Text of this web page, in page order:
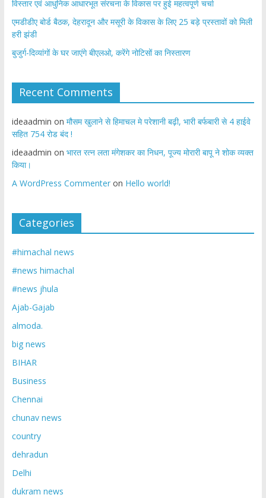
विस्तार एवं आधुनिक आधारभूत संरचना के विकास पर हुई महत्वपूर्ण चर्चा
एमडीडीए बोर्ड बैठक, देहरादून और मसूरी के विकास के लिए 25 बड़े प्रस्तावों को मिली
हरी झंडी
बुजुर्ग-दिव्यांगों के घर जाएंगे बीएलओ, करेंगे नोटिसों का निस्तारण
Recent Comments
ideaadmin on मौसम खुलाने से हिमाचल मे परेशानी बढ़ी, भारी बर्फबारी से 4 हाईवे
सहित 754 रोड बंद !
ideaadmin on भारत रत्न लता मंगेशकर का निधन, पूज्य मोरारी बापू ने शोक व्यक्त
किया।
A WordPress Commenteron Hello world!
Categories
#himachal news
#news himachal
#news jhula
Ajab-Gajab
almoda.
big news
BIHAR
Business
Chennai
chunav news
country
dehradun
Delhi
dukram news